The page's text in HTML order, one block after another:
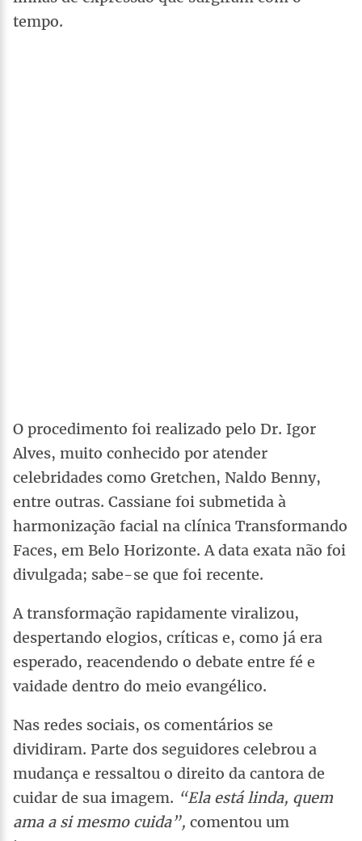
tempo.
O procedimento foi realizado pelo Dr. Igor
Alves, muito conhecido por atender
celebridades como Gretchen, Naldo Benny,
entre outras. Cassiane foi submetida à
harmonização facial na clínica Transformando
Faces, em Belo Horizonte. A data exata não foi
divulgada; sabe-se que foi recente.
A transformação rapidamente viralizou,
despertando elogios, críticas e, como já era
esperado, reacendendo o debate entre fé e
vaidade dentro do meio evangélico.
Nas redes sociais, os comentários se
dividiram. Parte dos seguidores celebrou a
mudança e ressaltou o direito da cantora de
cuidar de sua imagem. “Ela está linda, quem
ama a si mesmo cuida”, comentou um